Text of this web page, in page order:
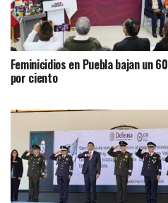
Feminicidios en Puebla bajan un 60
por ciento